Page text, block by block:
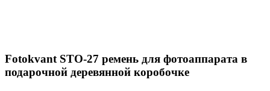
Fotokvant STO-27 ремень для фотоаппарата в
подарочной деревянной коробочке